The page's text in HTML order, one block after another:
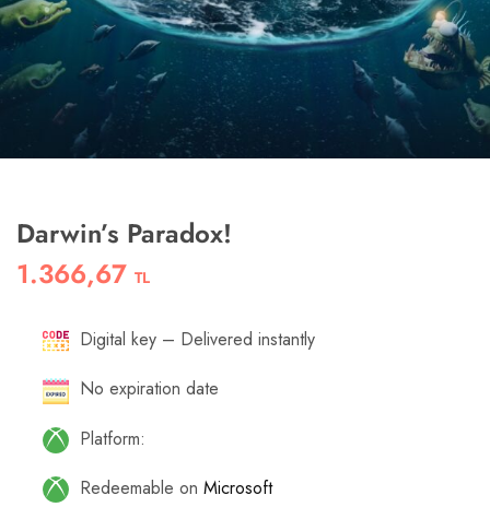
Darwin’s Paradox!
1.366,67 TL
Digital key – Delivered instantly
No expiration date
Platform:
Redeemable on Microsoft